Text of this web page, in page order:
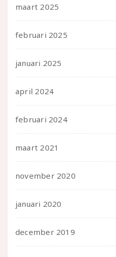
maart 2025
februari 2025
januari 2025
april 2024
februari 2024
maart 2021
november 2020
januari 2020
december 2019